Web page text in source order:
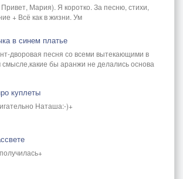
Мария). Я коротко. За песню, стихи,
+ Всё как в жизни. Ум
в синем платье
дворовая песня со всеми вытекающими в
бы аранжи не делались основа
куплеты
Наташа:-)+